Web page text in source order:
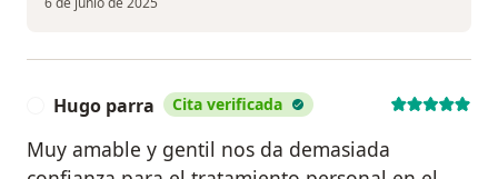
Hugo parra Cita verificada
Muy amable y gentil nos da demasiada